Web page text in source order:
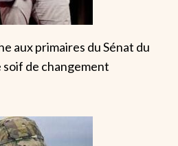
aux primaires du Sénat du
de changement